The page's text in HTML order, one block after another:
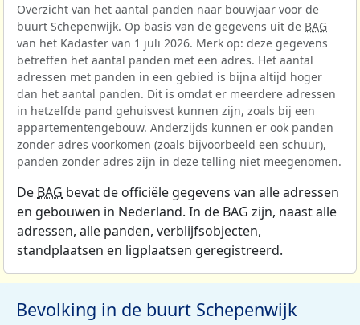
Overzicht van het aantal panden naar bouwjaar voor de
buurt Schepenwijk. Op basis van de gegevens uit de BAG
van het Kadaster van 1 juli 2026. Merk op: deze gegevens
betreffen het aantal panden met een adres. Het aantal
adressen met panden in een gebied is bijna altijd hoger
dan het aantal panden. Dit is omdat er meerdere adressen
in hetzelfde pand gehuisvest kunnen zijn, zoals bij een
appartementengebouw. Anderzijds kunnen er ook panden
zonder adres voorkomen (zoals bijvoorbeeld een schuur),
panden zonder adres zijn in deze telling niet meegenomen.
De BAG bevat de officiële gegevens van alle adressen
en gebouwen in Nederland. In de BAG zijn, naast alle
adressen, alle panden, verblijfsobjecten,
standplaatsen en ligplaatsen geregistreerd.
Bevolking in de buurt Schepenwijk